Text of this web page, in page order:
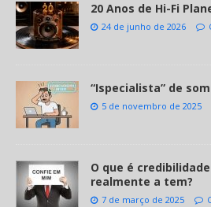
20 Anos de Hi-Fi
24 de junho de 2026
“Ispecialista” de
5 de novembro de 2025
O que é
realmente a tem?
7 de março de 2025